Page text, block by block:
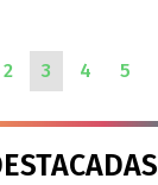
2 3 4 5